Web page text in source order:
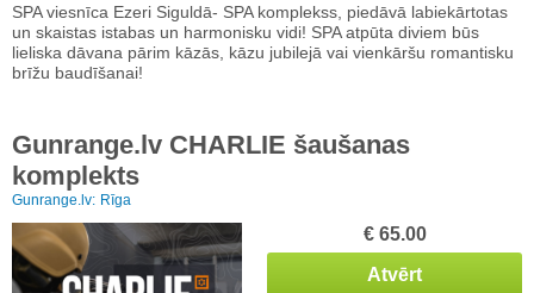
SPA viesnīca Ezeri Siguldā- SPA komplekss, piedāvā labiekārtotas
un skaistas istabas un harmonisku vidi! SPA atpūta diviem būs
lieliska dāvana pārim kāzās, kāzu jubilejā vai vienkāršu romantisku
brīžu baudīšanai!
Gunrange.lv CHARLIE šaušanas
komplekts
Gunrange.lv: Rīga
€ 65.00
Atvērt